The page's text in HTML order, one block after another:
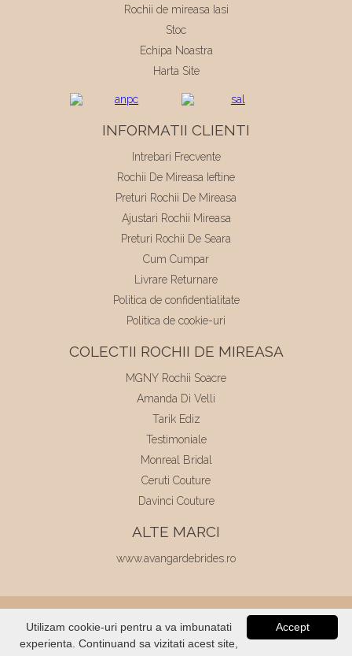
Rochii de mireasa Iasi
Stoc
Echipa Noastra
Harta Site
INFORMATII CLIENTI
Intrebari Frecvente
Rochii De Mireasa Ieftine
Preturi Rochii De Mireasa
Ajustari Rochii Mireasa
Preturi Rochii De Seara
Cum Cumpar
Livrare Returnare
Politica de confidentialitate
Politica de cookie-uri
COLECTII ROCHII DE MIREASA
MGNY Rochii Soacre
Amanda Di Velli
Tarik Ediz
Testimoniale
Monreal Bridal
Ceruti Couture
Davinci Couture
ALTE MARCI
www.avangardebrides.ro
© 2026Elite Mariaj | Toate drepturile
rezervate
Dezvoltat de Voitin.com
Accept
Utilizam cookie-uri pentru a va imbunatati
experienta. Continuand sa vizitati acest site,